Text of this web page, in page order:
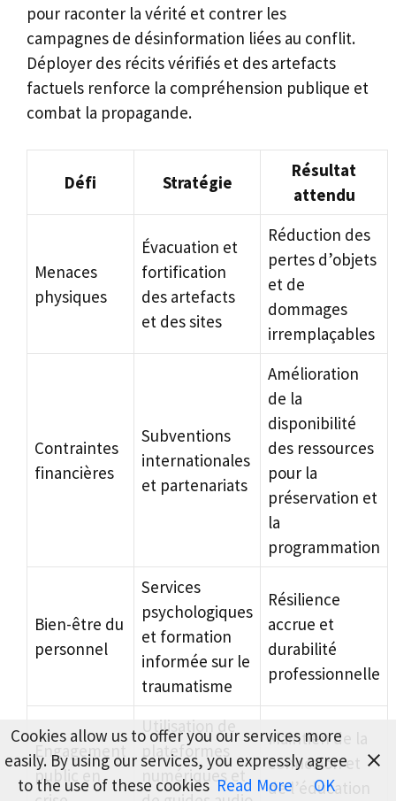
pour raconter la vérité et contrer les
campagnes de désinformation liées au conflit.
Déployer des récits vérifiés et des artefacts
factuels renforce la compréhension publique et
combat la propagande.
Défi Stratégie
Résultat
attendu
Menaces
physiques
Évacuation et
fortification
des artefacts
et des sites
Réduction des
pertes d’objets
et de
dommages
irremplaçables
Contraintes
financières
Subventions
internationales
et partenariats
Amélioration
de la
disponibilité
des ressources
pour la
préservation et
la
programmation
Bien-être du
personnel
Services
psychologiques
et formation
informée sur le
traumatisme
Résilience
accrue et
durabilité
professionnelle
Engagement
public en
Utilisation de
plateformes
numériques et
Maintien de la
connexion et
de l’éducation
Cookies allow us to offer you our services more
easily. By using our services, you expressly agree
to the use of these cookies Read More OK